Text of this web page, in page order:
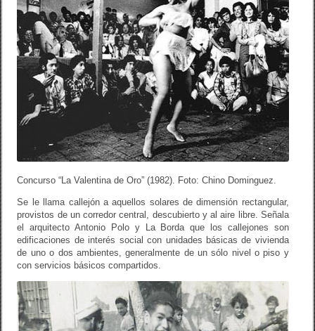
Concurso “La Valentina de Oro” (1982). Foto: Chino Dominguez.
Se le llama callejón a aquellos solares de dimensión rectangular,
provistos de un corredor central, descubierto y al aire libre. Señala
el arquitecto Antonio Polo y La Borda que los callejones son
edificaciones de interés social con unidades básicas de vivienda
de uno o dos ambientes, generalmente de un sólo nivel o piso y
con servicios básicos compartidos.